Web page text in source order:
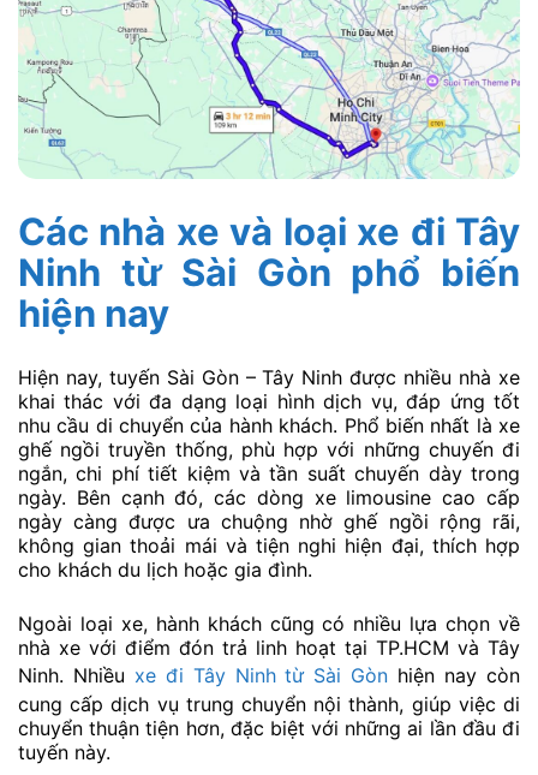
Các nhà xe và loại xe đi Tây
Ninh từ Sài Gòn phổ biến
hiện nay
Hiện nay, tuyến Sài Gòn – Tây Ninh được nhiều nhà xe
khai thác với đa dạng loại hình dịch vụ, đáp ứng tốt
nhu cầu di chuyển của hành khách. Phổ biến nhất là xe
ghế ngồi truyền thống, phù hợp với những chuyến đi
ngắn, chi phí tiết kiệm và tần suất chuyến dày trong
ngày. Bên cạnh đó, các dòng xe limousine cao cấp
ngày càng được ưa chuộng nhờ ghế ngồi rộng rãi,
không gian thoải mái và tiện nghi hiện đại, thích hợp
cho khách du lịch hoặc gia đình.
Ngoài loại xe, hành khách cũng có nhiều lựa chọn về
nhà xe với điểm đón trả linh hoạt tại TP.HCM và Tây
Ninh. Nhiều xe đi Tây Ninh từ Sài Gòn hiện nay còn
cung cấp dịch vụ trung chuyển nội thành, giúp việc di
chuyển thuận tiện hơn, đặc biệt với những ai lần đầu đi
tuyến này.